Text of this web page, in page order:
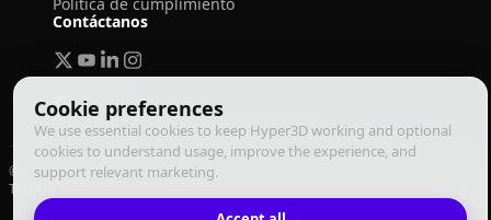
Cookie preferences
We use essential cookies to keep Hyper3D working and optional
cookies to understand usage, improve the experience, and
support relevant marketing.
Contáctanos
© 2026 Deemos Corporation. Todos los derechos reservados
Términos de Uso
Español